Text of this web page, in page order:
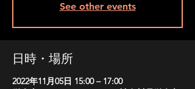
See other events
日時・場所
2022年11月05日 15:00 – 17:00